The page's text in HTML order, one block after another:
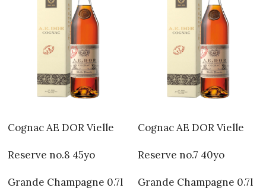
Cognac AE DOR Vielle
Reserve no.8 45yo
Grande Champagne 0.7l
Cognac AE DOR Vielle
Reserve no.7 40yo
Grande Champagne 0.7l